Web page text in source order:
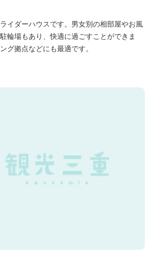
イダーハウスです。男女別の相部屋やお風
輪場もあり、快適に過ごすことができま
グ拠点などにも最適です。